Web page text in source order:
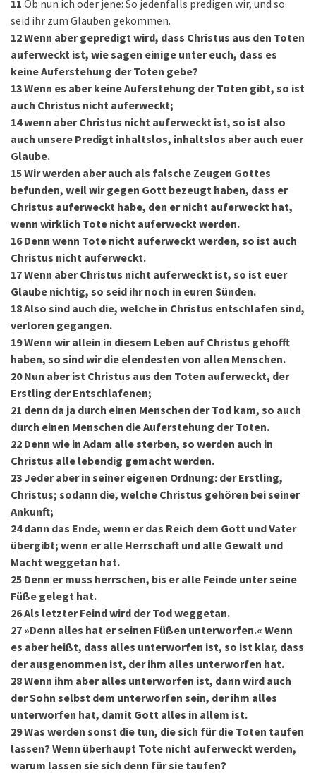
11 Ob nun ich oder jene: So jedenfalls predigen wir, und so
seid ihr zum Glauben gekommen.
12Wenn aber gepredigt wird, dass Christus aus den Toten
auferweckt ist, wie sagen einige unter euch, dass es
keine Auferstehung der Toten gebe?
13Wenn es aber keine Auferstehung der Toten gibt, so ist
auch Christus nicht auferweckt;
14wenn aber Christus nicht auferweckt ist, so ist also
auch unsere Predigt inhaltslos, inhaltslos aber auch euer
Glaube.
15Wir werden aber auch als falsche Zeugen Gottes
befunden, weil wir gegen Gott bezeugt haben, dass er
Christus auferweckt habe, den er nicht auferweckt hat,
wenn wirklich Tote nicht auferweckt werden.
16 Denn wenn Tote nicht auferweckt werden, so ist auch
Christus nicht auferweckt.
17Wenn aber Christus nicht auferweckt ist, so ist euer
Glaube nichtig, so seid ihr noch in euren Sünden.
18Also sind auch die, welche in Christus entschlafen sind,
verloren gegangen.
19Wenn wir allein in diesem Leben auf Christus gehofft
haben, so sind wir die elendesten von allen Menschen.
20 Nun aber ist Christus aus den Toten auferweckt, der
Erstling der Entschlafenen;
21 denn da ja durch einen Menschen der Tod kam, so auch
durch einen Menschen die Auferstehung der Toten.
22 Denn wie in Adam alle sterben, so werden auch in
Christus alle lebendig gemacht werden.
23 Jeder aber in seiner eigenen Ordnung: der Erstling,
Christus; sodann die, welche Christus gehören bei seiner
Ankunft;
24 dann das Ende, wenn er das Reich dem Gott und Vater
übergibt; wenn er alle Herrschaft und alle Gewalt und
Macht weggetan hat.
25 Denn er muss herrschen, bis er alle Feinde unter seine
Füße gelegt hat.
26Als letzter Feind wird der Tod weggetan.
27 »Denn alles hat er seinen Füßen unterworfen.« Wenn
es aber heißt, dass alles unterworfen ist, so ist klar, dass
der ausgenommen ist, der ihm alles unterworfen hat.
28Wenn ihm aber alles unterworfen ist, dann wird auch
der Sohn selbst dem unterworfen sein, der ihm alles
unterworfen hat, damit Gott alles in allem ist.
29Was werden sonst die tun, die sich für die Toten taufen
lassen? Wenn überhaupt Tote nicht auferweckt werden,
warum lassen sie sich denn für sie taufen?